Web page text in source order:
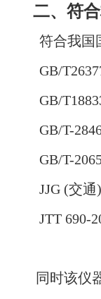
二、符
符合我国
GB/
GB/
GB/T-
GB/T-
JJG (交
JTT 690-
同时该仪